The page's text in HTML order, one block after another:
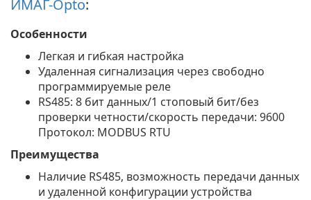
ИМАГ-Opto:
Особенности
Легкая и гибкая настройка
Удаленная сигнализация через свободно
программируемые реле
RS485: 8 бит данных/1 стоповый бит/без
проверки четности/скорость передачи: 9600
Протокол: MODBUS RTU
Преимущества
Наличие RS485, возможность передачи данных
и удаленной конфигурации устройства